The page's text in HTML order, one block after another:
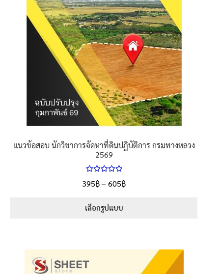
แนวข้อสอบ นักวิชาการจัดหาที่ดินปฏิบัติการ กรมทางหลวง
2569
5.00
ตั้งแต่
395฿– 605฿
เลือกรูปแบบ